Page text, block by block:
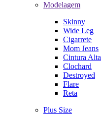
Modelagem
Skinny
Wide Leg
Cigarrete
Mom Jeans
Cintura Alta
Clochard
Destroyed
Flare
Reta
Plus Size